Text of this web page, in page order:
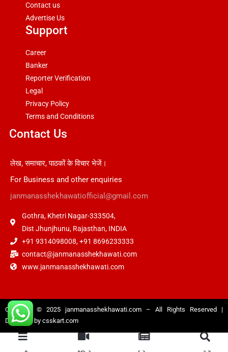
Contact us
Advertise Us
Support
Career
Banker
Reporter Verification
Legal
Privacy Policy
Terms and Conditions
Contact Us
लेख, समाचार, पाठकों के विचार भेजें।
For Business and other enquiries
janmanasshekhawatiofficial@gmail.com
Gothra, Khetri Nagar-333504,
Dist Jhunjhunu, Rajasthan, INDIA
+91 9314098008, +91 8696233333
contact@janmanasshekhawati.com
www.janmanasshekhawati.com
Copyright © 2025 janmanasshekhawati.com – All Rights Reserved |
Designed by csskart.com